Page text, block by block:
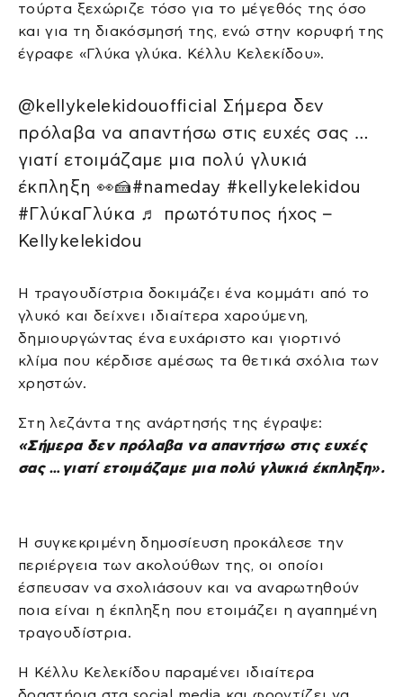
τούρτα ξεχώριζε τόσο για το μέγεθός της όσο
και για τη διακόσμησή της, ενώ στην κορυφή της
έγραφε «Γλύκα γλύκα. Κέλλυ Κελεκίδου».
@kellykelekidouofficial Σήμερα δεν
πρόλαβα να απαντήσω στις ευχές σας …
γιατί ετοιμάζαμε μια πολύ γλυκιά
έκπληξη 👀🍰#nameday #kellykelekidou
#ΓλύκαΓλύκα ♬ πρωτότυπος ήχος –
Kellykelekidou
Η τραγουδίστρια δοκιμάζει ένα κομμάτι από το
γλυκό και δείχνει ιδιαίτερα χαρούμενη,
δημιουργώντας ένα ευχάριστο και γιορτινό
κλίμα που κέρδισε αμέσως τα θετικά σχόλια των
χρηστών.
Στη λεζάντα της ανάρτησής της έγραψε:
«Σήμερα δεν πρόλαβα να απαντήσω στις ευχές
σας …γιατί ετοιμάζαμε μια πολύ γλυκιά έκπληξη».
Η συγκεκριμένη δημοσίευση προκάλεσε την
περιέργεια των ακολούθων της, οι οποίοι
έσπευσαν να σχολιάσουν και να αναρωτηθούν
ποια είναι η έκπληξη που ετοιμάζει η αγαπημένη
τραγουδίστρια.
Η Κέλλυ Κελεκίδου παραμένει ιδιαίτερα